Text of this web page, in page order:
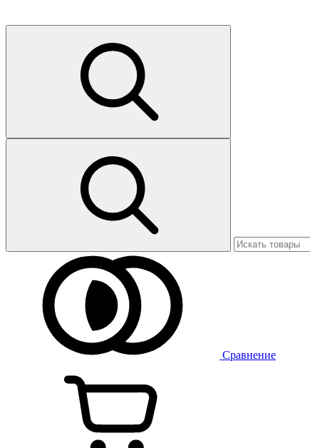
Сравнение